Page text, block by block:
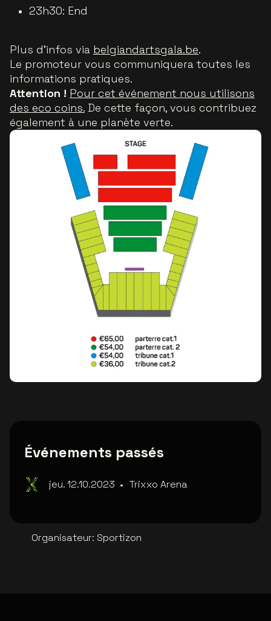
23h30: End
Plus d'infos via belgiandartsgala.be.
Le promoteur vous communiquera toutes les
informations pratiques.
Attention ! Pour cet événement nous utilisons
des eco coins. De cette façon, vous contribuez
également à une planète verte.
Événements passés
jeu. 12.10.2023 • Trixxo Arena
Organisateur: Sportizon